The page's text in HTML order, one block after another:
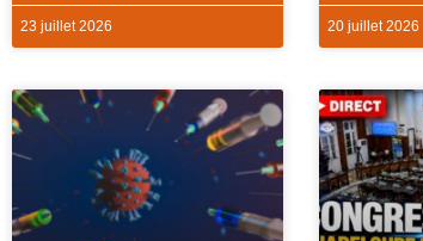
23 juillet 2026 20 juillet 2026